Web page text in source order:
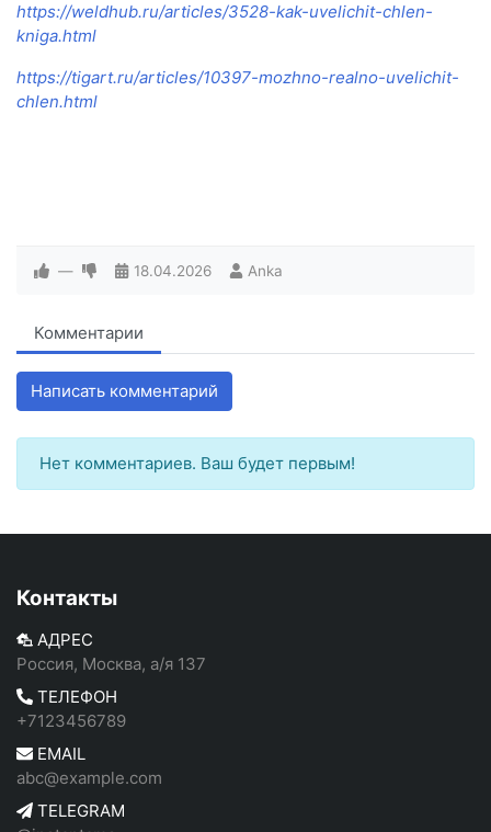
https://weldhub.ru/articles/3528-kak-uvelichit-chlen-
kniga.html
https://tigart.ru/articles/10397-mozhno-realno-uvelichit-
chlen.html
— 18.04.2026 Anka
Комментарии
Написать комментарий
Нет комментариев. Ваш будет первым!
Контакты
АДРЕС
Россия, Москва, а/я 137
ТЕЛЕФОН
+7123456789
EMAIL
abc@example.com
TELEGRAM